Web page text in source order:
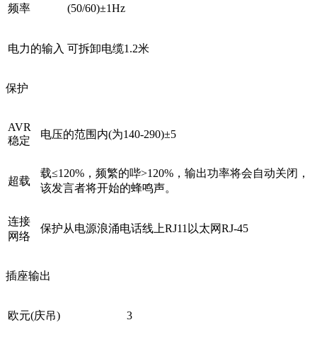
频率 (50/60)±1Hz
电力的输入 可拆卸电缆1.2米
保护
AVR
稳定
电压的范围内(为140-290)±5
超载
载≤120%，频繁的哔>120%，输出功率将会自动关闭，
该发言者将开始的蜂鸣声。
连接
网络
保护从电源浪涌电话线上RJ11以太网RJ-45
插座输出
欧元(庆吊) 3